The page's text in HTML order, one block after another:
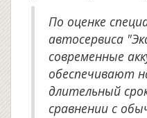
По оценке
автосервиса
современные
обеспечивают
длительный
сравнении с